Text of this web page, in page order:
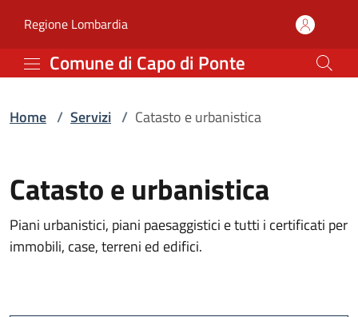
Servizi | Comune di
Regione Lombardia(apre in un'altra scheda).
Comune di Capo di Ponte
Home / Servizi / Catasto e urbanistica
Catasto e urbanistica
Piani urbanistici, piani paesaggistici e tutti i certificati per
immobili, case, terreni ed edifici.